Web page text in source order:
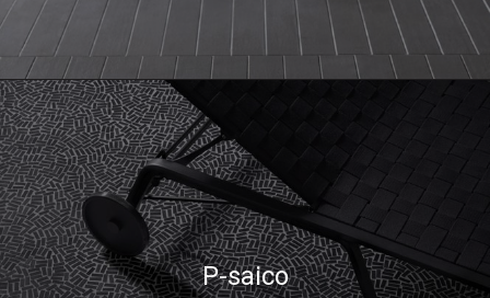
P-saico